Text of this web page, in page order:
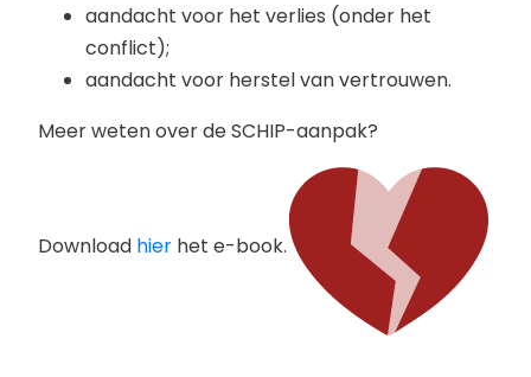
aandacht voor het verlies (onder het
conflict);
aandacht voor herstel van vertrouwen.
Meer weten over de SCHIP-aanpak?
Download hier het e-book.